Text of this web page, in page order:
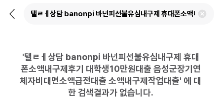
뒤
검
'탤ㄹㅔ상담 banonpi 바넌피선불유심내구제 휴대
폰소액내구제후기 대학생10만원대출 음성군장기연
체자비대면소액급전대출 소액내구제작업대출' 에 대
한 검색결과가 없습니다.